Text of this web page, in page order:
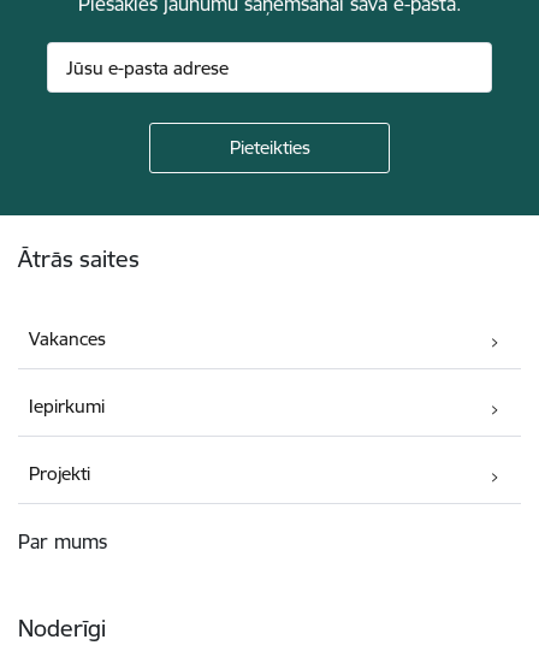
Ātrās saites
Vakances
Iepirkumi
Projekti
Par mums
Noderīgi